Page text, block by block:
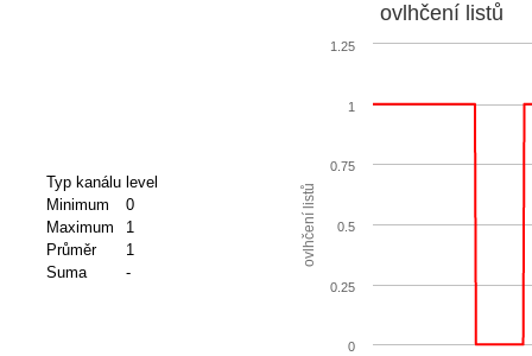
Typ kanálu level
Minimum
0
Maximum
1
Průměr
1
Suma
-
ovlhčení listů
ovlhčení listů
0
0.25
0.5
0.75
1
1.25